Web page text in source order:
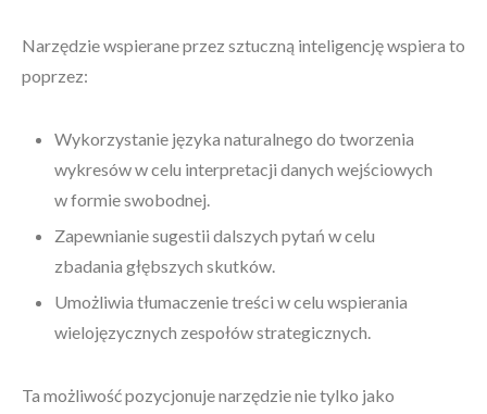
Narzędzie wspierane przez sztuczną inteligencję wspiera to
poprzez:
Wykorzystanie języka naturalnego do tworzenia
wykresów w celu interpretacji danych wejściowych
w formie swobodnej.
Zapewnianie sugestii dalszych pytań w celu
zbadania głębszych skutków.
Umożliwia tłumaczenie treści w celu wspierania
wielojęzycznych zespołów strategicznych.
Ta możliwość pozycjonuje narzędzie nie tylko jako